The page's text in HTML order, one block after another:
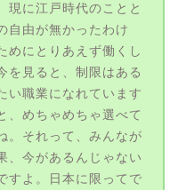
現に江戸時代のことと
自由が無かったわけ
めにとりあえず働くし
を見ると、制限はある
い職業になれています
、めちゃめちゃ選べて
。それって、みんなが
、今があるんじゃない
すよ。日本に限ってで